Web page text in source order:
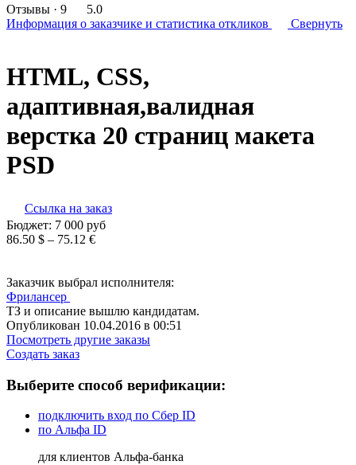
Отзывы · 9
5.0
Информация о заказчике и статистика откликов Свернуть
HTML, CSS,
адаптивная,валидная
верстка 20 страниц макета
PSD
Ссылка на заказ
Бюджет: 7 000 руб
86.50 $ – 75.12 €
Заказчик выбрал исполнителя:
Фрилансер
ТЗ и описание вышлю кандидатам.
Опубликован 10.04.2016 в 00:51
Посмотреть другие заказы
Создать заказ
Выберите способ верификации:
подключить вход по Сбер ID
по Альфа ID
для клиентов Альфа-банка